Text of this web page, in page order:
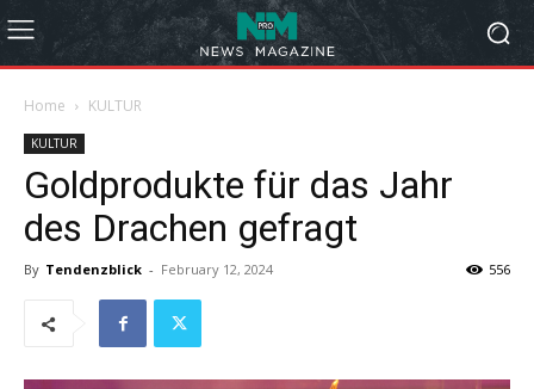
Home KULTUR
KULTUR
Goldprodukte für das Jahr
des Drachen gefragt
By Tendenzblick - February 12, 2024 556